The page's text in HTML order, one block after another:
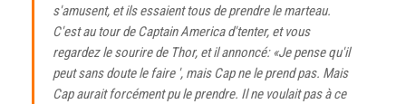
s'amusent, et ils essaient tous de prendre le marteau.
C'est au tour de Captain America d'tenter, et vous
regardez le sourire de Thor, et il annoncé: «Je pense qu'il
peut sans doute le faire ', mais Cap ne le prend pas. Mais
Cap aurait forcément pu le prendre. Il ne voulait pas à ce